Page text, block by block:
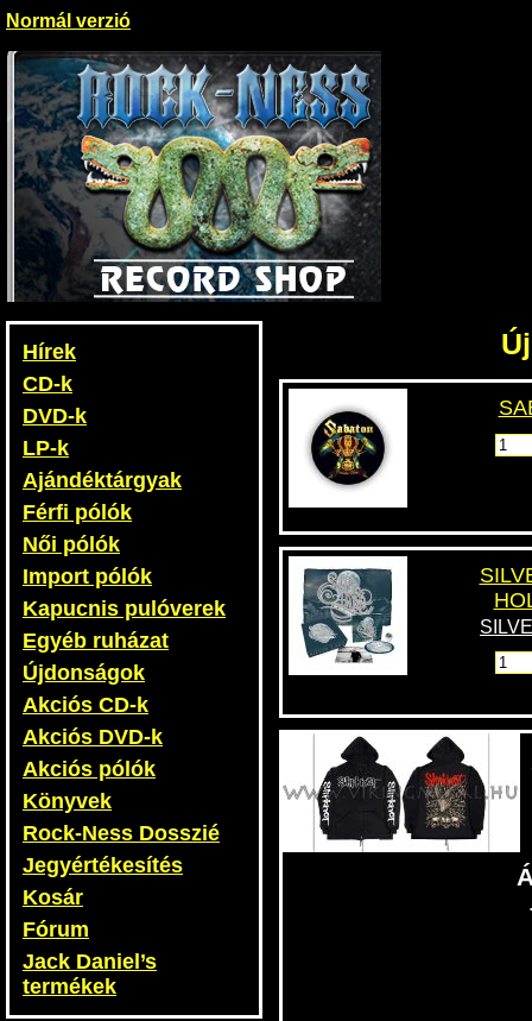
Normál verzió
Hírek
CD-k
DVD-k
LP-k
Ajándéktárgyak
Férfi pólók
Női pólók
Import pólók
Kapucnis pulóverek
Egyéb ruházat
Újdonságok
Akciós CD-k
Akciós DVD-k
Akciós pólók
Könyvek
Rock-Ness Dosszié
Jegyértékesítés
Kosár
Fórum
Jack Daniel’s
termékek